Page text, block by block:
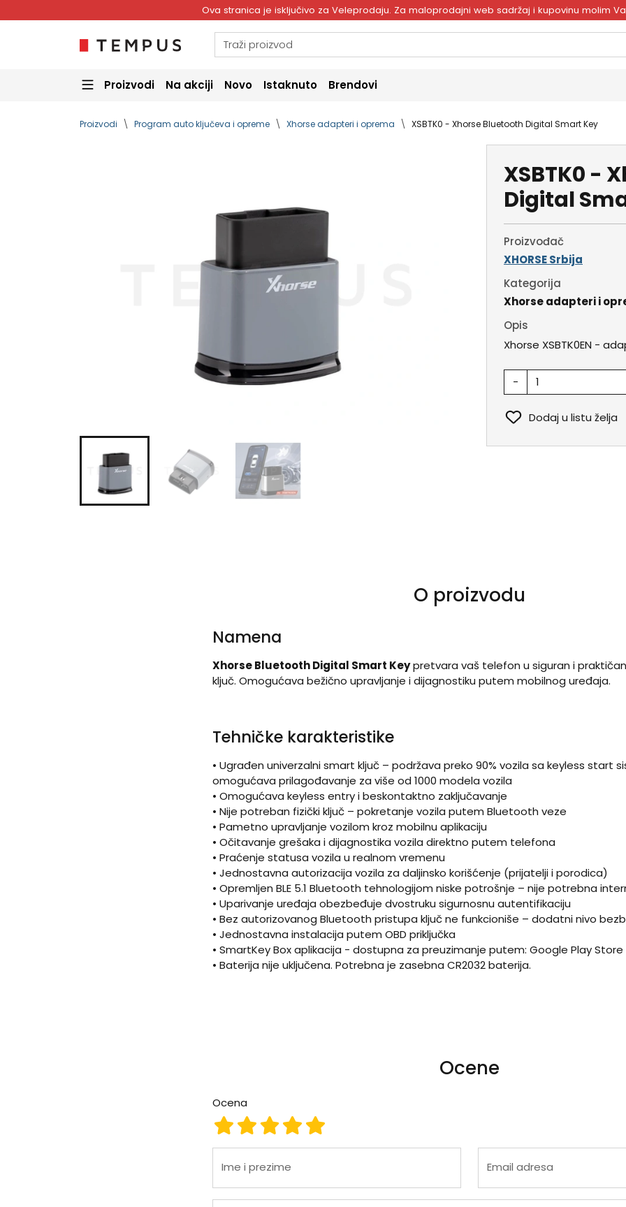
Ova stranica je isključivo za Veleprodaju. Za maloprodajni web sadržaj i kupovinu molim
Proizvodi Na akciji Novo Istaknuto Brendovi
Proizvodi Program auto ključeva i opreme Xhorse adapteri i oprema XSBTK0 - Xhorse Bluetooth Digital Smart Key
XSBTK0 -
Digital
Proizvođač
XHORSE Srbija
Kategorija
Xhorse adapteri i
Opis
Xhorse XSBTK0EN -
-
Dodaj u listu želja
O proizvodu
Namena
Xhorse Bluetooth Digital Smart Keypretvara vaš telefon u siguran i
ključ. Omogućava bežično upravljanje i dijagnostiku putem mobilnog uređaja.
Tehničke karakteristike
• Ugrađen univerzalni smart ključ – podržava preko 90% vozila sa keyless start
omogućava prilagođavanje za više od 1000 modela vozila
• Omogućava keyless entry i beskontaktno zaključavanje
• Nije potreban fizički ključ – pokretanje vozila putem Bluetooth veze
• Pametno upravljanje vozilom kroz mobilnu aplikaciju
• Očitavanje grešaka i dijagnostika vozila direktno putem telefona
• Praćenje statusa vozila u realnom vremenu
• Jednostavna autorizacija vozila za daljinsko korišćenje (prijatelji i porodica)
• Opremljen BLE 5.1 Bluetooth tehnologijom niske potrošnje – nije potrebna
• Uparivanje uređaja obezbeđuje dvostruku sigurnosnu autentifikaciju
• Bez autorizovanog Bluetooth pristupa ključ ne funkcioniše – dodatni nivo
• Jednostavna instalacija putem OBD priključka
• SmartKey Box aplikacija - dostupna za preuzimanje putem: Google Play Store
• Baterija nije uključena. Potrebna je zasebna CR2032 baterija.
Ocene
Ocena
Ocena 5
Ocena 4
Ocena 3
Ocena 2
Ocena 1
Ime i prezime Email adresa